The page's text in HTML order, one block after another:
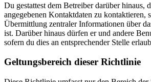
Du gestattest dem Betreiber darüber hinaus,
angegebenen Kontaktdaten zu kontaktieren,
Übermittlung zentraler Informationen über
ist. Darüber hinaus dürfen er und andere
sofern du dies an entsprechender Stelle
Geltungsbereich dieser Richtlinie